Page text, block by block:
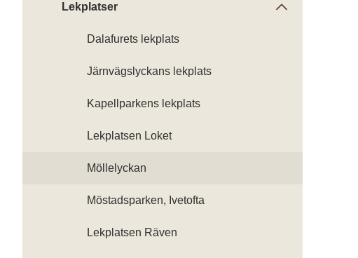
Lekplatser
Dalafurets lekplats
Järnvägslyckans lekplats
Kapellparkens lekplats
Lekplatsen Loket
Möllelyckan
Möstadsparken, Ivetofta
Lekplatsen Räven